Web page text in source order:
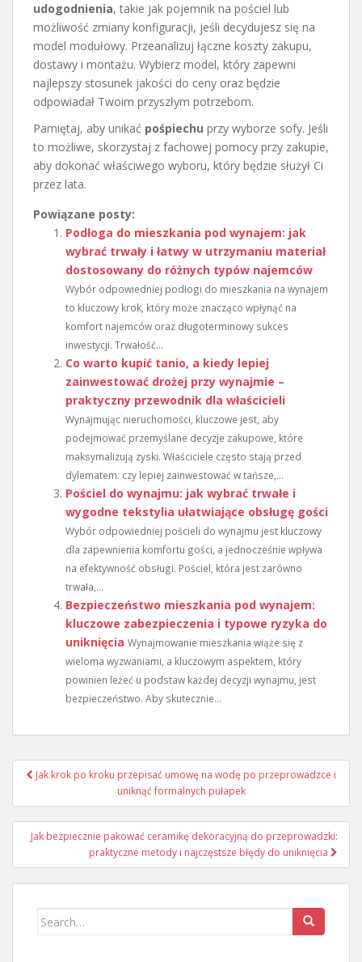
udogodnienia, takie jak pojemnik na pościel lub
możliwość zmiany konfiguracji, jeśli decydujesz się na
model modułowy. Przeanalizuj łączne koszty zakupu,
dostawy i montażu. Wybierz model, który zapewni
najlepszy stosunek jakości do ceny oraz będzie
odpowiadał Twoim przyszłym potrzebom.
Pamiętaj, aby unikać pośpiechu przy wyborze sofy. Jeśli
to możliwe, skorzystaj z fachowej pomocy przy zakupie,
aby dokonać właściwego wyboru, który będzie służył Ci
przez lata.
Powiązane posty:
Podłoga do mieszkania pod wynajem: jak
wybrać trwały i łatwy w utrzymaniu materiał
dostosowany do różnych typów najemców
Wybór odpowiedniej podłogi do mieszkania na wynajem
to kluczowy krok, który może znacząco wpłynąć na
komfort najemców oraz długoterminowy sukces
inwestycji. Trwałość...
Co warto kupić tanio, a kiedy lepiej
zainwestować drożej przy wynajmie –
praktyczny przewodnik dla właścicieli
Wynajmując nieruchomości, kluczowe jest, aby
podejmować przemyślane decyzje zakupowe, które
maksymalizują zyski. Właściciele często stają przed
dylematem: czy lepiej zainwestować w tańsze,...
Pościel do wynajmu: jak wybrać trwałe i
wygodne tekstylia ułatwiające obsługę gości
Wybór odpowiedniej pościeli do wynajmu jest kluczowy
dla zapewnienia komfortu gości, a jednocześnie wpływa
na efektywność obsługi. Pościel, która jest zarówno
trwała,...
Bezpieczeństwo mieszkania pod wynajem:
kluczowe zabezpieczenia i typowe ryzyka do
uniknięcia Wynajmowanie mieszkania wiąże się z
wieloma wyzwaniami, a kluczowym aspektem, który
powinien leżeć u podstaw każdej decyzji wynajmu, jest
bezpieczeństwo. Aby skutecznie...
Nawigacja
Jak krok po kroku przepisać umowę na wodę po przeprowadzce i
uniknąć formalnych pułapek
Jak bezpiecznie pakować ceramikę dekoracyjną do przeprowadzki:
praktyczne metody i najczęstsze błędy do uniknięcia
Search